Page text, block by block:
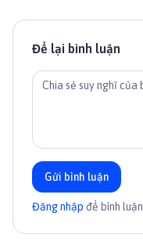
Để lại bình luận
Gửi bình luận
Đăng nhập để bình luận